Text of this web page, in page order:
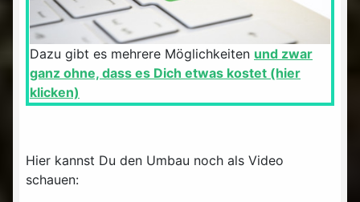
Dazu gibt es mehrere Möglichkeiten und zwar
ganz ohne, dass es Dich etwas kostet (hier
klicken)
Hier kannst Du den Umbau noch als Video
schauen: